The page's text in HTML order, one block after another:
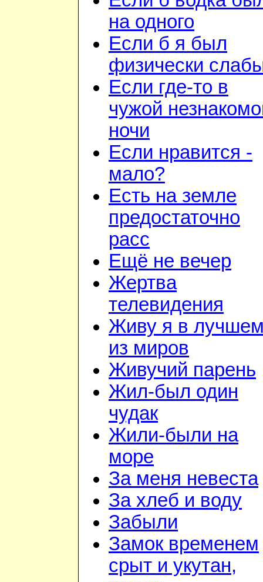
на одного
Если б я был
физически
Если где-то в
чужой
ночи
Если нравится -
мало?
Есть на земле
предостаточно
расс
Ещё не вечер
Жертва
телевидения
Живу я в
из миров
Живучий парень
Жил-был один
чудак
Жили-были на
море
За меня невеста
За хлеб и воду
Забыли
Замок временем
срыт и укутан,